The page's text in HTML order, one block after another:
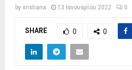
by xristiana 13 Ιανουαρίου 2022 0
SHARE 0 0